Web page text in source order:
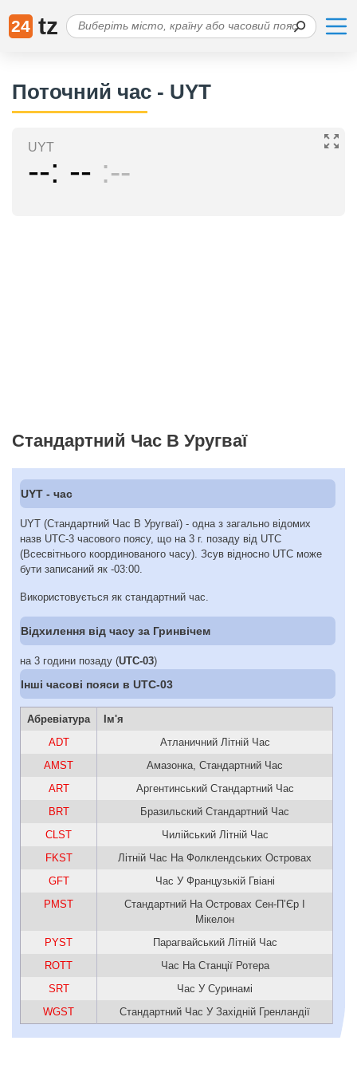
24 tz
Поточний час - UYT
UYT
-- -- --
Стандартний Час В Уругваї
UYT - час
UYT (Стандартний Час В Уругваї) - одна з загально відомих
назв UTC-3 часового поясу, що на 3 г. позаду від UTC
(Всесвітнього координованого часу). Зсув відносно UTC може
бути записаний як -03:00.
Використовується як стандартний час.
Відхилення від часу за Гринвічем
на 3 години позаду (UTC-03)
Інші часові пояси в UTC-03
Абревіатура
Ім'я
ADT
Атланичний Літній Час
AMST
Амазонка, Стандартний Час
ART
Аргентинський Стандартний Час
BRT
Бразильский Стандартний Час
CLST
Чилійський Літній Час
FKST
Літній Час На Фолклендських Островах
GFT
Час У Французькій Гвіані
PMST
Стандартний На Островах Сен-П’Єр І
Мікелон
PYST
Парагвайський Літній Час
ROTT
Час На Станції Ротера
SRT
Час У Суринамі
WGST
Стандартний Час У Західній Гренландії